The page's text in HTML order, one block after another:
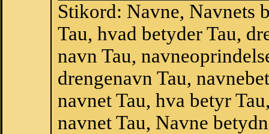
Stikord: Navne, Navnets
Tau, hvad betyder Tau,
navn Tau,
drengenavn Tau,
navnet Tau, hva betyr
navnet Tau, Navne